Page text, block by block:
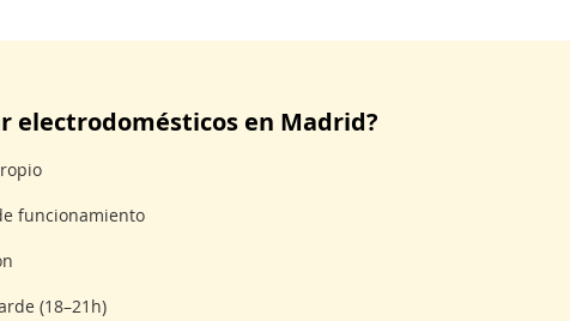
electrodomésticos en Madrid?
funcionamiento
(18–21h)